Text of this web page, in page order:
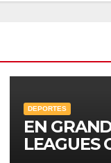
DEPORTES
EN
LEAGUES